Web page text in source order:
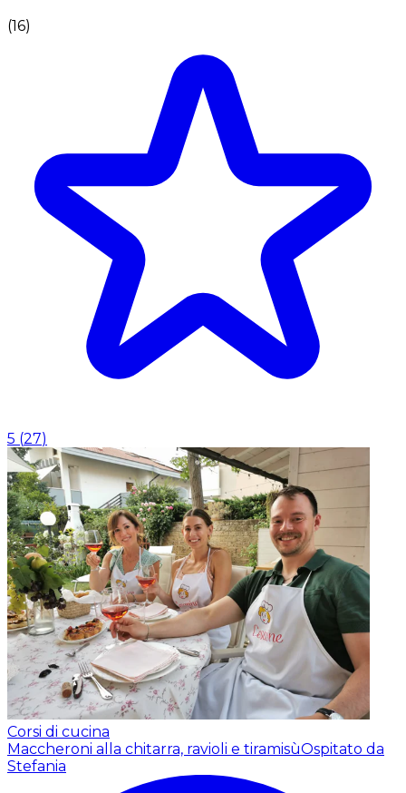
(16)
5 (27)
Corsi di cucina
Maccheroni alla chitarra, ravioli e tiramisùOspitato da
Stefania